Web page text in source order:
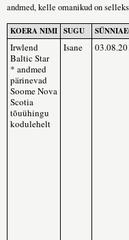
andmed, kelle omanikud on
KOERA NIMI SUGU
Irwlend
Baltic Star
* andmed
pärinevad
Soome Nova
Scotia
tõuühingu
kodulehelt
Isane